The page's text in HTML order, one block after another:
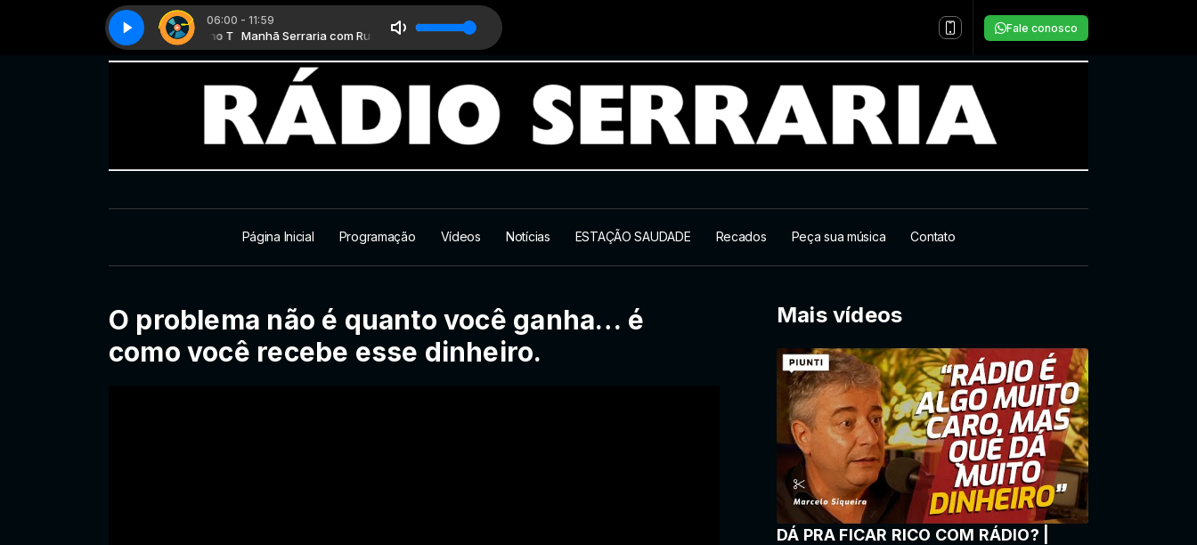
06:00 - 11:59
Manhã Serraria com Rufino T Manhã Serraria com Rufino T
Top classic - Parte 4 Top classic - Parte 4
Fale conosco
Página Inicial Programação Vídeos Notícias ESTAÇÃO SAUDADE Recados Peça sua música Contato
O problema não é quanto você ganha… é
como você recebe esse dinheiro.
Mais vídeos
DÁ PRA FICAR RICO COM RÁDIO? |